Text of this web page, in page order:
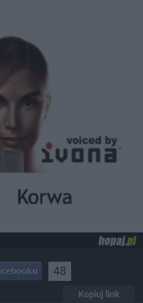
48
Kopiuj link